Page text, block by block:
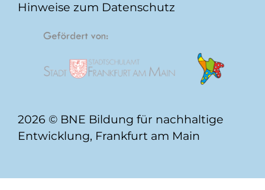
Hinweise zum Datenschutz
2026 © BNE Bildung für nachhaltige
Entwicklung, Frankfurt am Main